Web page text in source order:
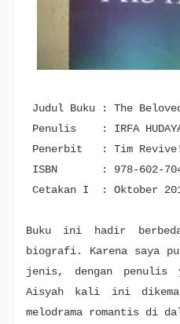
Judul Buku : The
Penulis : IRFA
Penerbit : Tim Revive!
ISBN : 978-602-
Cetakan I : Oktober
Buku ini hadir berbeda
biografi. Karena saya
jenis, dengan penulis
Aisyah kali ini
melodrama romantis di